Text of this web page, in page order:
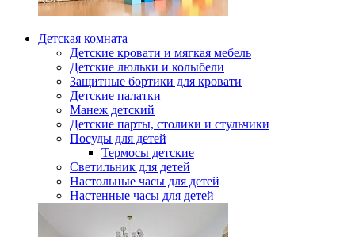
Детская комната
Детские кровати и мягкая мебель
Детские люльки и колыбели
Защитные бортики для кровати
Детские палатки
Манеж детский
Детские парты, столики и стульчики
Посуды для детей
Термосы детские
Светильник для детей
Настольные часы для детей
Настенные часы для детей